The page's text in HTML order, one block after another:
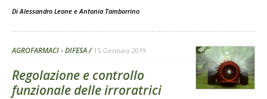
DiAlessandro Leone eAntonia Tamborrino
AGROFARMACI - DIFESA 15 Gennaio 2019
Regolazione e controllo
funzionale delle irroratrici